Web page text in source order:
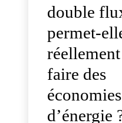
double
permet-
faire des
économies
d’énergie